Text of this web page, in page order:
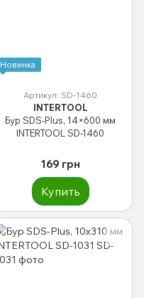
Новинка
Артикул: SD-1460
INTERTOOL
Бур SDS-Plus, 14×600 мм
INTERTOOL SD-1460
169 грн
Купить